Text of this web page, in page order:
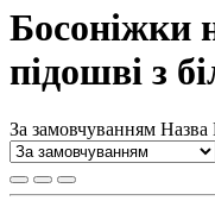
Босоніжки
підошві з
За замовчуванням Назва